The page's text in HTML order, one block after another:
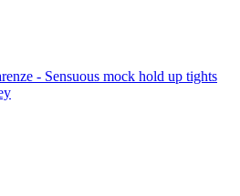
- Sensuous mock hold up tights